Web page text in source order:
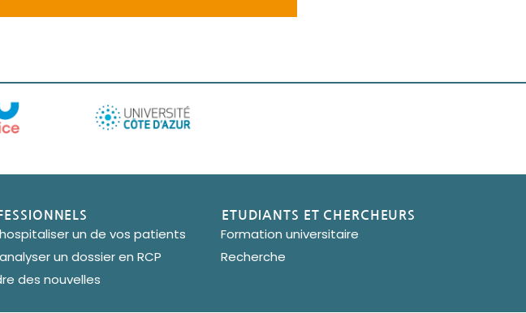
un de vos patients
un dossier en RCP
des nouvelles
ETUDIANTS ET CHERCHEURS
Formation universitaire
Recherche